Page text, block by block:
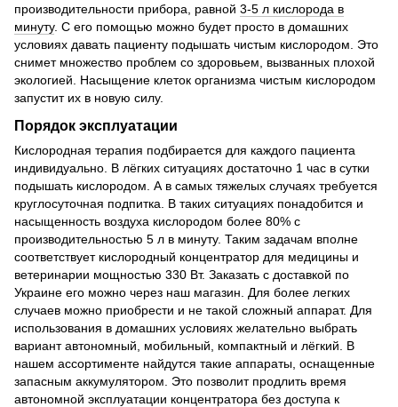
производительности прибора, равной 3-5 л кислорода в
минуту. С его помощью можно будет просто в домашних
условиях давать пациенту подышать чистым кислородом. Это
снимет множество проблем со здоровьем, вызванных плохой
экологией. Насыщение клеток организма чистым кислородом
запустит их в новую силу.
Порядок эксплуатации
Кислородная терапия подбирается для каждого пациента
индивидуально. В лёгких ситуациях достаточно 1 час в сутки
подышать кислородом. А в самых тяжелых случаях требуется
круглосуточная подпитка. В таких ситуациях понадобится и
насыщенность воздуха кислородом более 80% с
производительностью 5 л в минуту. Таким задачам вполне
соответствует кислородный концентратор для медицины и
ветеринарии мощностью 330 Вт. Заказать с доставкой по
Украине его можно через наш магазин. Для более легких
случаев можно приобрести и не такой сложный аппарат. Для
использования в домашних условиях желательно выбрать
вариант автономный, мобильный, компактный и лёгкий. В
нашем ассортименте найдутся такие аппараты, оснащенные
запасным аккумулятором. Это позволит продлить время
автономной эксплуатации концентратора без доступа к